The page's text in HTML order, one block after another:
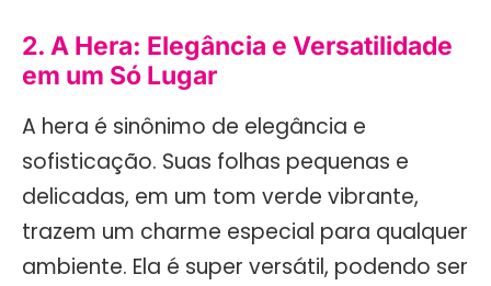
2. A Hera: Elegância e Versatilidade
em um Só Lugar
A hera é sinônimo de elegância e
sofisticação. Suas folhas pequenas e
delicadas, em um tom verde vibrante,
trazem um charme especial para qualquer
ambiente. Ela é super versátil, podendo ser